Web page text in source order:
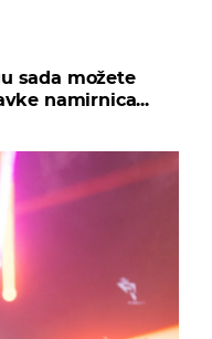
sada možete
namirnica...